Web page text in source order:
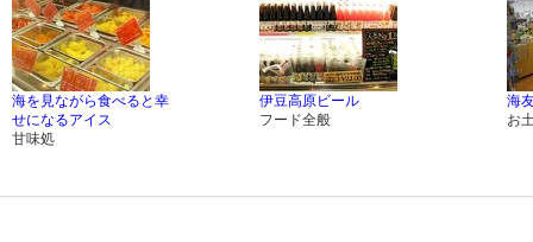
海を見ながら食べると幸
せになるアイス
甘味処
伊豆高原ビール
フード全般
海
お